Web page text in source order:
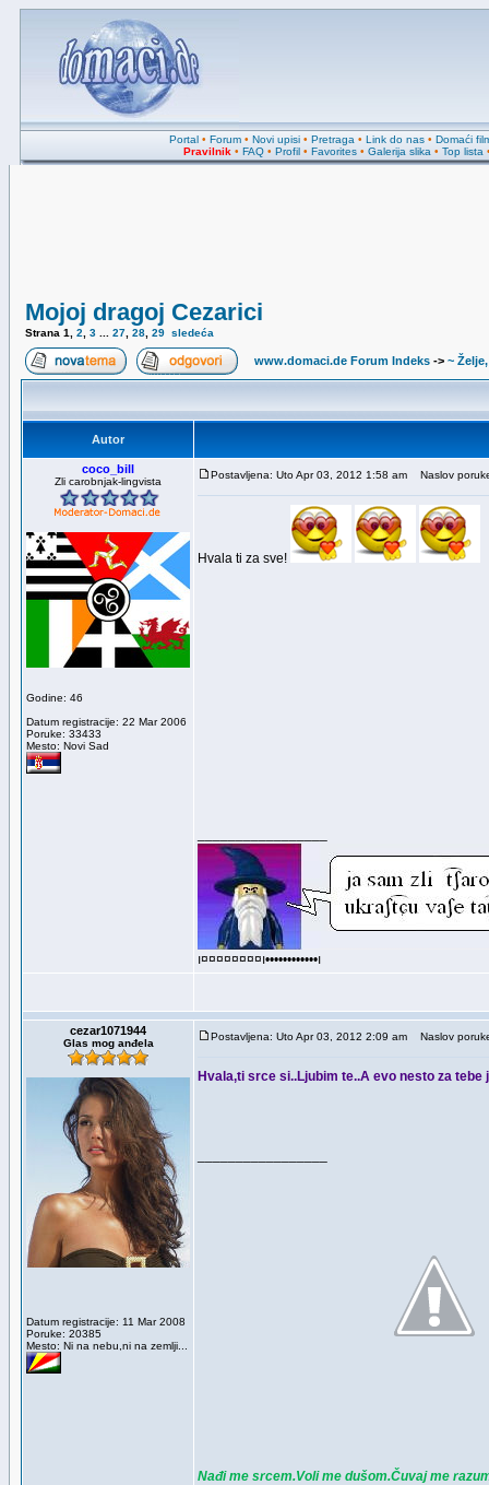
Portal• Forum• Novi upisi• Pretraga • Link do nas• Domaći
Pravilnik • FAQ • Profil • Favorites • Galerija slika • Top lista
Mojoj dragoj Cezarici
Strana 1 2 3 27 28 29 sledeća
www.domaci.de Forum Indeks -> ~
Autor
coco_bill
Zli carobnjak-lingvista
Godine: 46
Datum registracije: 22 Mar 2006
Poruke: 33433
Mesto: Novi Sad
Postavljena: Uto Apr 03, 2012 1:58 am Naslov
Hvala ti za sve!
ı¤¤¤¤¤¤¤¤ı••••••••••••ı
cezar1071944
Glas mog anđela
Datum registracije: 11 Mar 2008
Poruke: 20385
Mesto: Ni na nebu,ni na zemlji...
Postavljena: Uto Apr 03, 2012 2:09 am Naslov
Hvala,ti srce si..Ljubim te..A evo nesto za
Nađi me srcem.Voli me dušom.Čuvaj me